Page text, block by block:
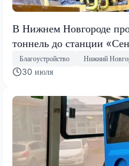
В Нижнем Новгороде
тоннель до станции
Благоустройство Нижний
30 июля